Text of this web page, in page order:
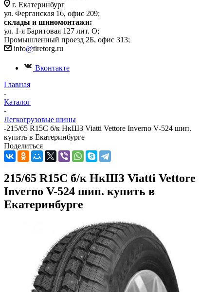
г. Екатеринбург
ул. Ферганская 16, офис 209;
склады и шиномонтажи:
ул. 1-я Баритовая 127 лит. О;
Промышленный проезд 2Б, офис 313;
info@tiretorg.ru
Вконтакте
Главная
-
Каталог
-
Легкогрузовые шины
-215/65 R15С б/к НкШЗ Viatti Vettore Inverno V-524 шип.
купить в Екатеринбурге
Поделиться
215/65 R15С б/к НкШЗ Viatti Vettore
Inverno V-524 шип. купить в
Екатеринбурге